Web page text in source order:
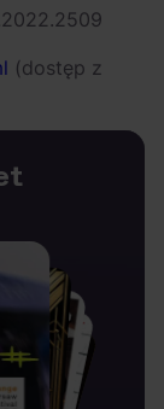
(dostęp z